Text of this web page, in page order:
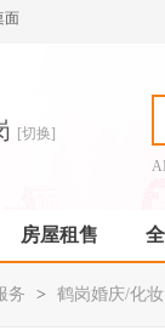
面
[切换]
房屋租售
务 > 鹤岗婚庆/化妆